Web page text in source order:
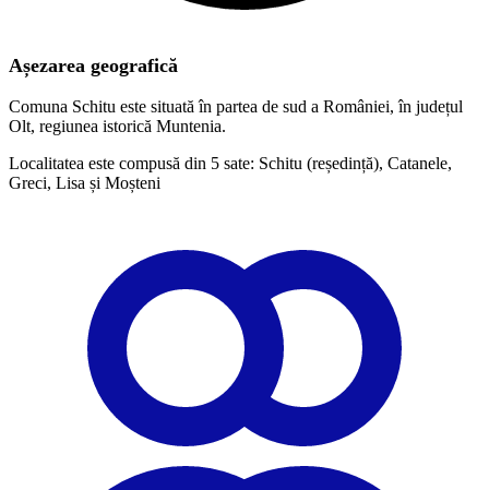
Așezarea geografică
Comuna Schitu este situată în partea de sud a României, în județul
Olt, regiunea istorică Muntenia.
Localitatea este compusă din 5 sate: Schitu (reședință), Catanele,
Greci, Lisa și Moșteni